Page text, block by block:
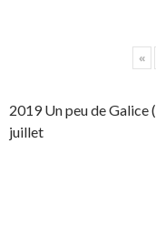
«
2019 Un peu de Galice
juillet